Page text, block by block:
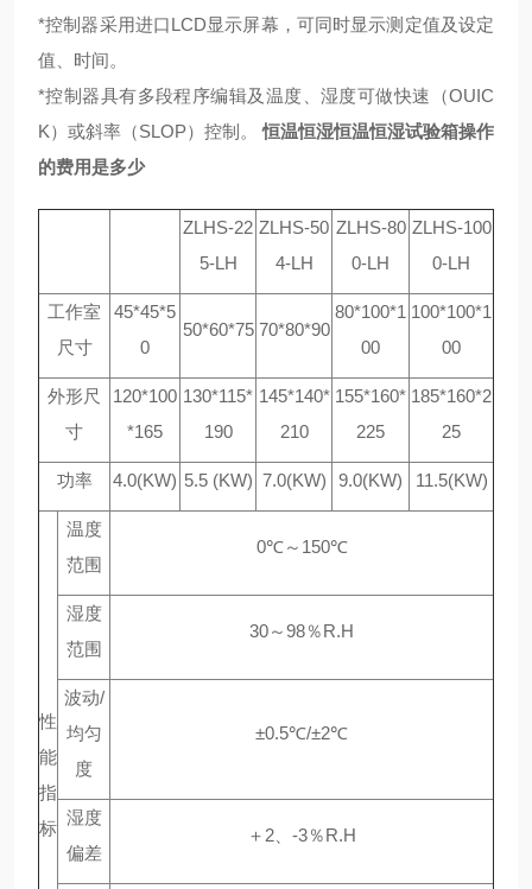
*控制器采用进口LCD显示屏幕，可同时显示测定值及设定
值、时间。
*控制器具有多段程序编辑及温度、湿度可做快速（OUIC
K）或斜率（SLOP）控制。恒温恒湿恒温恒湿试验箱操作
的费用是多少
ZLHS-22
5-LH
ZLHS-50
4-LH
ZLHS-80
0-LH
ZLHS-100
0-LH
工作室
尺寸
45*45*5
0
50*60*75 70*80*90
80*100*1
00
100*100*1
00
外形尺
寸
120*100
*165
130*115*
190
145*140*
210
155*160*
225
185*160*2
25
功率 4.0(KW) 5.5 (KW) 7.0(KW) 9.0(KW) 11.5(KW)
性
能
指
标
温度
范围
0℃～150℃
湿度
范围
30～98％R.H
波动/
均匀
度
±0.5℃/±2℃
湿度
偏差
＋2、-3％R.H